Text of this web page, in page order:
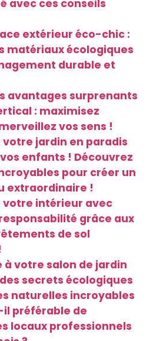
avec ces conseils
extérieur éco-chic :
matériaux écologiques
durable et
avantages surprenants
: maximisez
vos sens !
jardin en paradis
enfants ! Découvrez
pour créer un
extraordinaire !
intérieur avec
grâce aux
de sol
à votre salon de jardin
secrets écologiques
naturelles incroyables
préférable de
locaux professionnels